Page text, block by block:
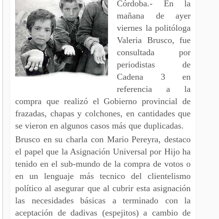
Córdoba.- En la
mañana de ayer
viernes la politóloga
Valeria Brusco, fue
consultada por
periodistas de
Cadena 3 en
referencia a la
compra que realizó el Gobierno provincial de
frazadas, chapas y colchones, en cantidades que
se vieron en algunos casos más que duplicadas.
Brusco en su charla con Mario Pereyra, destaco
el papel que la Asignación Universal por Hijo ha
tenido en el sub-mundo de la compra de votos o
en un lenguaje más tecnico del clientelismo
político al asegurar que al cubrir esta asignación
las necesidades básicas a terminado con la
aceptación de dadivas (espejitos) a cambio de